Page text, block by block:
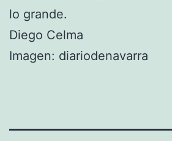
lo grande.
Diego Celma
Imagen: diariodenavarra